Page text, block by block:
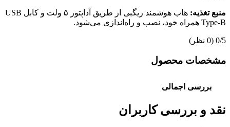
منبع تغذیه:
هاب هوشمند زیگبی از طریق آداپتور ۵ ولت و کابل USB
Type-B همراه خود، نصب و راه‌اندازی می‌شود.
‫0/5 ‫(0 نظر)
مشخصات محصول
بررسی اجمالی
نقد و بررسی کاربران